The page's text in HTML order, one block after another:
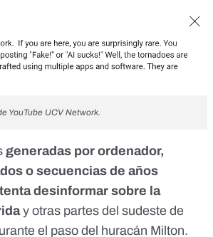
YouTube UCV Network.
generadas por ordenador,
o secuencias de años
desinformar sobre la
y otras partes del sudeste de
el paso del huracán Milton.